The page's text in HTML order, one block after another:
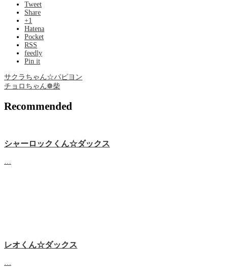
Tweet
Share
+1
Hatena
Pocket
RSS
feedly
Pin it
サクラちゃん☆パピヨン
チョロちゃん❁ 柴
Recommended
シャーロックくん☆ダックス
レオくん☆ダックス